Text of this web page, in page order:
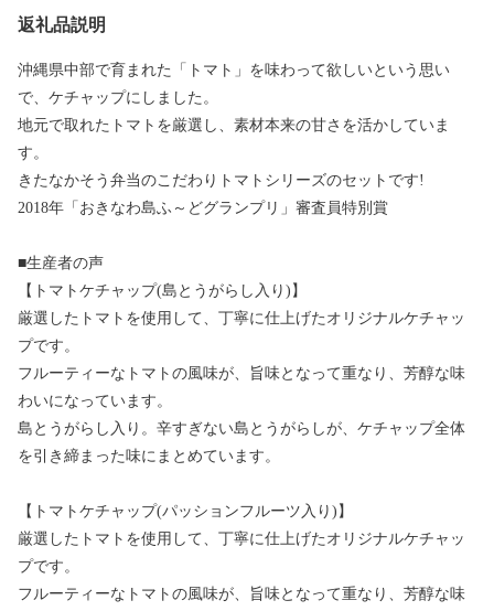
返礼品説明
沖縄県中部で育まれた「トマト」を味わって欲しいという思い
で、ケチャップにしました。
地元で取れたトマトを厳選し、素材本来の甘さを活かしていま
す。
きたなかそう弁当のこだわりトマトシリーズのセットです!
2018年「おきなわ島ふ～どグランプリ」審査員特別賞
■生産者の声
【トマトケチャップ(島とうがらし入り)】
厳選したトマトを使用して、丁寧に仕上げたオリジナルケチャッ
プです。
フルーティーなトマトの風味が、旨味となって重なり、芳醇な味
わいになっています。
島とうがらし入り。辛すぎない島とうがらしが、ケチャップ全体
を引き締まった味にまとめています。
【トマトケチャップ(パッションフルーツ入り)】
厳選したトマトを使用して、丁寧に仕上げたオリジナルケチャッ
プです。
フルーティーなトマトの風味が、旨味となって重なり、芳醇な味